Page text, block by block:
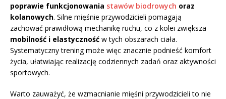
poprawie funkcjonowania stawów biodrowych oraz
kolanowych. Silne mięśnie przywodzicieli pomagają
zachować prawidłową mechanikę ruchu, co z kolei zwiększa
mobilność i elastyczność w tych obszarach ciała.
Systematyczny trening może więc znacznie podnieść komfort
życia, ułatwiając realizację codziennych zadań oraz aktywności
sportowych.
Warto zauważyć, że wzmacnianie mięśni przywodzicieli to nie